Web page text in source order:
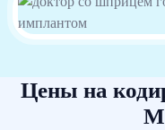
Цены на